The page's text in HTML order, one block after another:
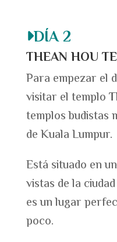
DÍA 2
THEAN HOU
Para empezar el
visitar el templo
templos budistas
de Kuala Lumpur.
Está situado en
vistas de la
es un lugar
poco.